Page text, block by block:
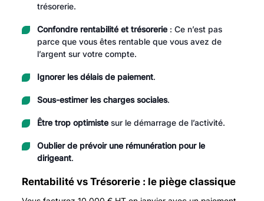
trésorerie.
Confondre rentabilité et trésorerie: Ce n’est pas
parce que vous êtes rentable que vous avez de
l’argent sur votre compte.
Ignorer les délais de paiement.
Sous-estimer les charges sociales.
Être trop optimistesur le démarrage de l’activité.
Oublier de prévoir une rémunération pour le
dirigeant.
Rentabilité vs Trésorerie : le piège classique